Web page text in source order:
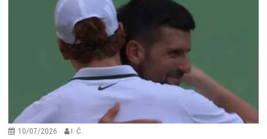
10/07/2026 I. Ć.